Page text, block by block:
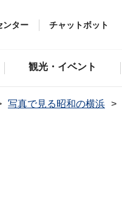
ンター チャットボット
観光・イベント
写真で見る昭和の横浜